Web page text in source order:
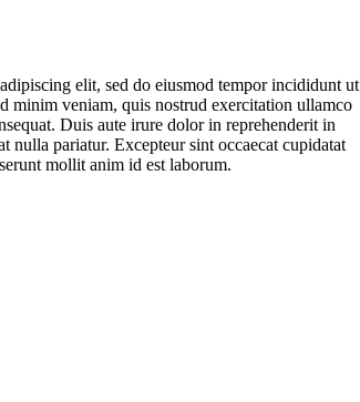
elit, sed do eiusmod tempor incididunt ut
minim veniam, quis nostrud exercitation ullamco
Duis aute irure dolor in reprehenderit in
nulla pariatur. Excepteur sint occaecat cupidatat
mollit anim id est laborum.